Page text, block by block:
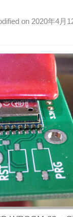
on 2020年4月